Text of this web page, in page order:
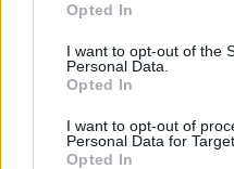
Opted In
I want to opt-out of the
Personal Data.
Opted In
I want to opt-out of
Personal Data for
Opted In
to może powinnam
Jeszcze jest
już co byłoby tu
POWIĄZANE
problem z zajściem w ciążę